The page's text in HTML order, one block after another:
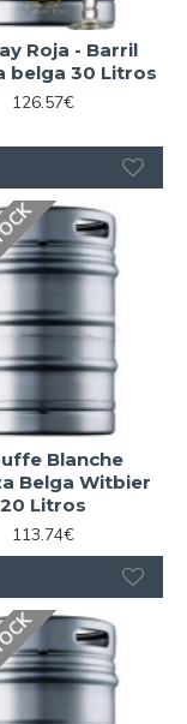
Roja - Barril
belga 30 Litros
126.57€
Blanche
Belga Witbier
20 Litros
113.74€